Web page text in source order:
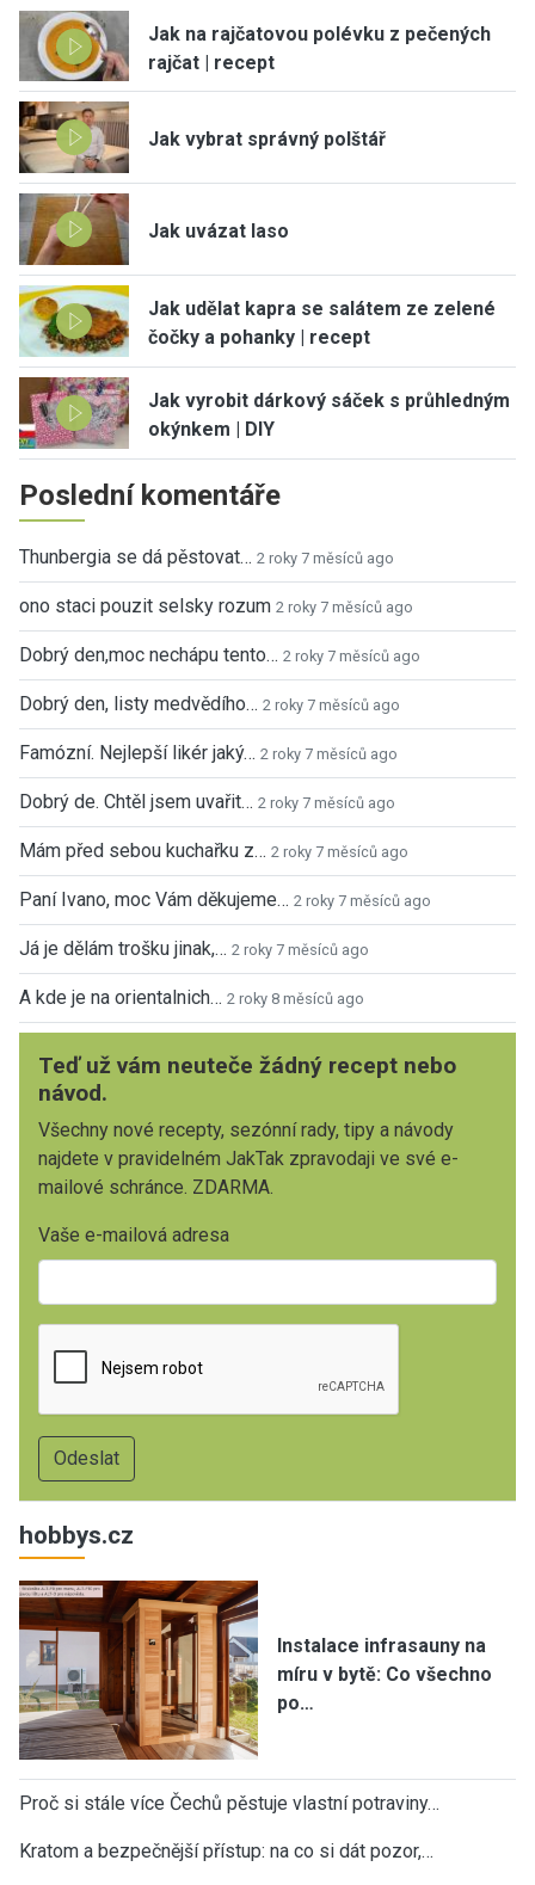
Jak na rajčatovou polévku z pečených
rajčat | recept
Jak vybrat správný polštář
Jak uvázat laso
Jak udělat kapra se salátem ze zelené
čočky a pohanky | recept
Jak vyrobit dárkový sáček s průhledným
okýnkem | DIY
Poslední komentáře
Thunbergia se dá pěstovat… 2 roky 7 měsíců ago
ono staci pouzit selsky rozum 2 roky 7 měsíců ago
Dobrý den,moc nechápu tento… 2 roky 7 měsíců ago
Dobrý den, listy medvědího… 2 roky 7 měsíců ago
Famózní. Nejlepší likér jaký… 2 roky 7 měsíců ago
Dobrý de. Chtěl jsem uvařit… 2 roky 7 měsíců ago
Mám před sebou kuchařku z… 2 roky 7 měsíců ago
Paní Ivano, moc Vám děkujeme… 2 roky 7 měsíců ago
Já je dělám trošku jinak,… 2 roky 7 měsíců ago
A kde je na orientalnich… 2 roky 8 měsíců ago
Teď už vám neuteče žádný recept nebo
návod.
Všechny nové recepty, sezónní rady, tipy a návody
najdete v pravidelném JakTak zpravodaji ve své e-
mailové schránce. ZDARMA.
Vaše e-mailová adresa
hobbys.cz
Instalace infrasauny na
míru v bytě: Co všechno
po…
Proč si stále více Čechů pěstuje vlastní potraviny…
Kratom a bezpečnější přístup: na co si dát pozor,…